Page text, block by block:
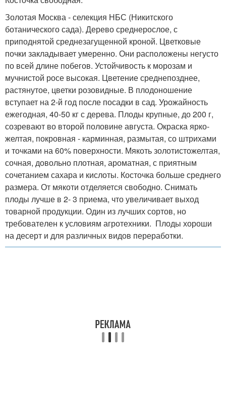
Золотая Москва - селекция НБС (Никитского
ботанического сада). Де­рево среднерослое, с
приподнятой среднезагущенной кроной. Цветковые
почки закладывает умеренно. Они рас­положены негусто
по всей длине побе­гов. Устойчивость к морозам и
мучнис­той росе высокая. Цветение среднепо­зднее,
растянутое, цветки розовид­ные. В плодоношение
вступает на 2-й год после посадки в сад. Урожай­ность
ежегодная, 40-50 кг с дерева. Плоды крупные, до 200 г,
созревают во второй половине августа. Окраска яр­ко-
желтая, покровная - карминная, размытая, со штрихами
и точками на 60% поверхности. Мякоть золотисто­желтая,
сочная, довольно плотная, ароматная, с приятным
сочетанием са­хара и кислоты. Косточка больше сред­него
размера. От мякоти от­деляется свободно. Сни­мать
плоды лучше в 2- 3 приема, что уве­личивает выход
товарной про­дукции. Один из лучших сортов, но
требовате­лен к условиям агротехники. Плоды хороши
на десерт и для различных видов переработки.